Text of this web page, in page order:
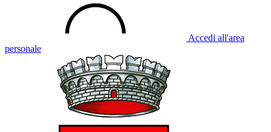
Accedi all'area
personale